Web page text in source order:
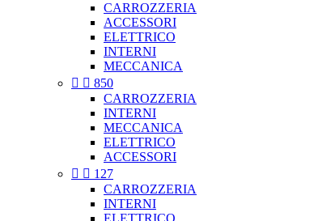
CARROZZERIA
ACCESSORI
ELETTRICO
INTERNI
MECCANICA
  850
CARROZZERIA
INTERNI
MECCANICA
ELETTRICO
ACCESSORI
  127
CARROZZERIA
INTERNI
ELETTRICO